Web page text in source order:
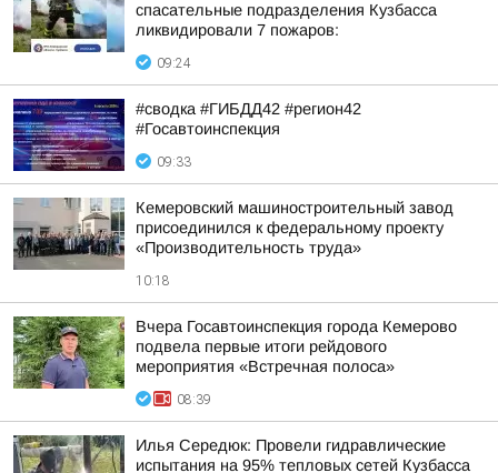
спасательные подразделения Кузбасса
ликвидировали 7 пожаров:
09:24
#сводка #ГИБДД42 #регион42
#Госавтоинспекция
09:33
Кемеровский машиностроительный завод
присоединился к федеральному проекту
«Производительность труда»
10:18
Вчера Госавтоинспекция города Кемерово
подвела первые итоги рейдового
мероприятия «Встречная полоса»
08:39
Илья Середюк: Провели гидравлические
испытания на 95% тепловых сетей Кузбасса